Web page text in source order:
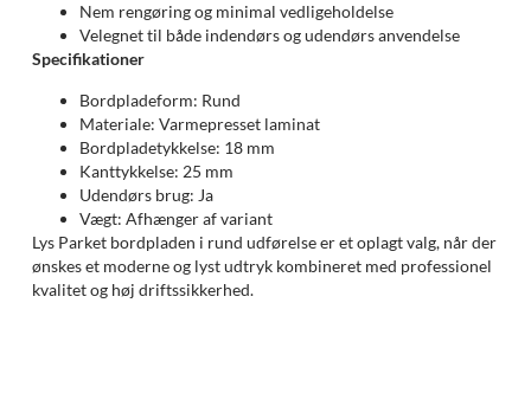
Nem rengøring og minimal vedligeholdelse
Velegnet til både indendørs og udendørs anvendelse
Specifikationer
Bordpladeform: Rund
Materiale: Varmepresset laminat
Bordpladetykkelse: 18 mm
Kanttykkelse: 25 mm
Udendørs brug: Ja
Vægt: Afhænger af variant
Lys Parket bordpladen i rund udførelse er et oplagt valg, når der
ønskes et moderne og lyst udtryk kombineret med professionel
kvalitet og høj driftssikkerhed.